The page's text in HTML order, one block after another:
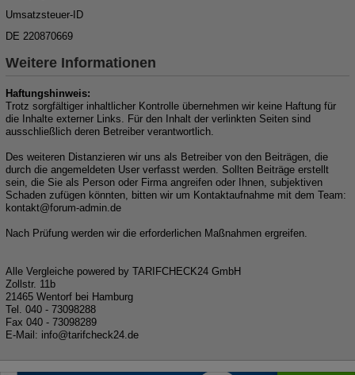
Umsatzsteuer-ID
DE 220870669
Weitere Informationen
Haftungshinweis:
Trotz sorgfältiger inhaltlicher Kontrolle übernehmen wir keine Haftung für
die Inhalte externer Links. Für den Inhalt der verlinkten Seiten sind
ausschließlich deren Betreiber verantwortlich.
Des weiteren Distanzieren wir uns als Betreiber von den Beiträgen, die
durch die angemeldeten User verfasst werden. Sollten Beiträge erstellt
sein, die Sie als Person oder Firma angreifen oder Ihnen, subjektiven
Schaden zufügen könnten, bitten wir um Kontaktaufnahme mit dem Team:
kontakt@forum-admin.de
Nach Prüfung werden wir die erforderlichen Maßnahmen ergreifen.
Alle Vergleiche powered by TARIFCHECK24 GmbH
Zollstr. 11b
21465 Wentorf bei Hamburg
Tel. 040 - 73098288
Fax 040 - 73098289
E-Mail: info@tarifcheck24.de